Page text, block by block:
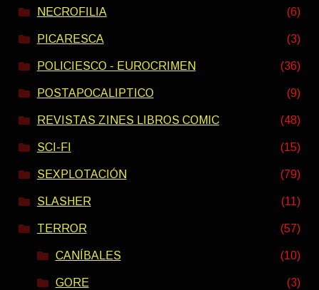
NECROFILIA (6)
PICARESCA (3)
POLICIESCO - EUROCRIMEN (36)
POSTAPOCALIPTICO (9)
REVISTAS ZINES LIBROS COMIC (48)
SCI-FI (15)
SEXPLOTACIÓN (79)
SLASHER (11)
TERROR (57)
CANÍBALES (10)
GORE (3)